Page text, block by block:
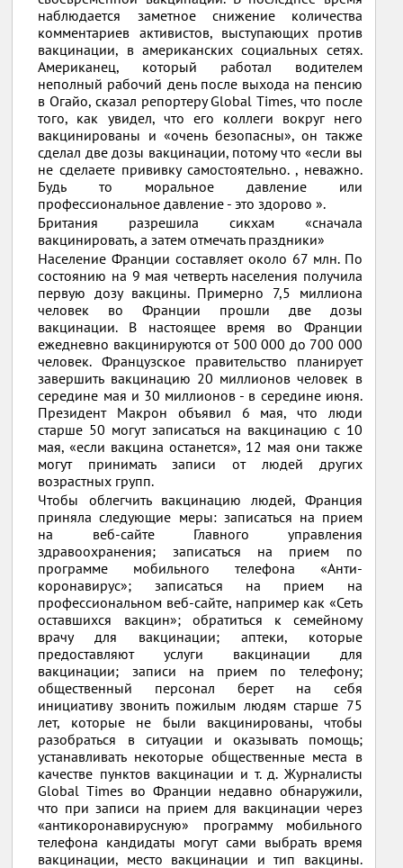
наблюдается заметное снижение количества
комментариев активистов, выступающих против
вакцинации, в американских социальных сетях.
Американец, который работал водителем
неполный рабочий день после выхода на пенсию
в Огайо, сказал репортеру Global Times, что после
того, как увидел, что его коллеги вокруг него
вакцинированы и «очень безопасны», он также
сделал две дозы вакцинации, потому что «если вы
не сделаете прививку самостоятельно. , неважно.
Будь то моральное давление или
профессиональное давление - это здорово ».
Британия разрешила сикхам «сначала
вакцинировать, а затем отмечать праздники»
Население Франции составляет около 67 млн. По
состоянию на 9 мая четверть населения получила
первую дозу вакцины. Примерно 7,5 миллиона
человек во Франции прошли две дозы
вакцинации. В настоящее время во Франции
ежедневно вакцинируются от 500 000 до 700 000
человек. Французское правительство планирует
завершить вакцинацию 20 миллионов человек в
середине мая и 30 миллионов - в середине июня.
Президент Макрон объявил 6 мая, что люди
старше 50 могут записаться на вакцинацию с 10
мая, «если вакцина останется», 12 мая они также
могут принимать записи от людей других
возрастных групп.
Чтобы облегчить вакцинацию людей, Франция
приняла следующие меры: записаться на прием
на веб-сайте Главного управления
здравоохранения; записаться на прием по
программе мобильного телефона «Анти-
коронавирус»; записаться на прием на
профессиональном веб-сайте, например как «Сеть
оставшихся вакцин»; обратиться к семейному
врачу для вакцинации; аптеки, которые
предоставляют услуги вакцинации для
вакцинации; записи на прием по телефону;
общественный персонал берет на себя
инициативу звонить пожилым людям старше 75
лет, которые не были вакцинированы, чтобы
разобраться в ситуации и оказывать помощь;
устанавливать некоторые общественные места в
качестве пунктов вакцинации и т. д. Журналисты
Global Times во Франции недавно обнаружили,
что при записи на прием для вакцинации через
«антикоронавирусную» программу мобильного
телефона кандидаты могут сами выбрать время
вакцинации, место вакцинации и тип вакцины.